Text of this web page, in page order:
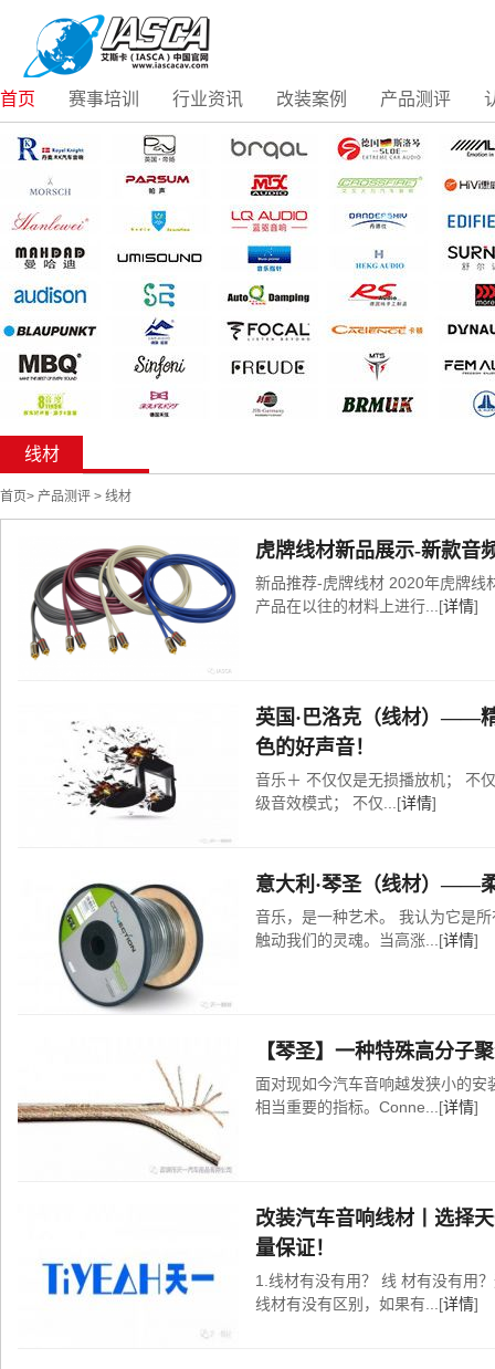
首页 赛事培训 行业资讯 改装案例 产品测评
线材
首页> 产品测评 > 线材
虎牌线材新品展示-新款音
新品推荐-虎牌线材 2020年虎牌线
产品在以往的材料上进行...[详情]
英国·巴洛克（线材）——
色的好声音！
音乐＋ 不仅仅是无损播放机； 不
级音效模式； 不仅...[详情]
意大利·琴圣（线材）——
音乐，是一种艺术。 我认为它是
触动我们的灵魂。当高涨...[详情]
【琴圣】一种特殊高分子
面对现如今汽车音响越发狭小的
相当重要的指标。Conne...[详情]
改装汽车音响线材丨选择
量保证！
1.线材有没有用？ 线 材有没有用
线材有没有区别，如果有...[详情]